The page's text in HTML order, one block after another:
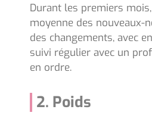
Durant les premiers
moyenne des nouveaux-
des changements, avec
suivi régulier avec un
en ordre.
2. Poids